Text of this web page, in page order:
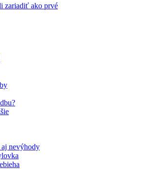
zariadiť ako prvé
aj nevýhody